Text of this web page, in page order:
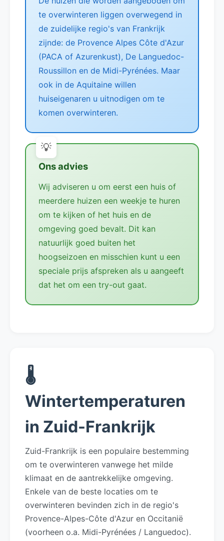
te overwinteren liggen overwegend in
de zuidelijke regio's van Frankrijk
zijnde: de Provence Alpes Côte d'Azur
(PACA of Azurenkust), De Languedoc-
Roussillon en de Midi-Pyrénées. Maar
ook in de Aquitaine willen
huiseigenaren u uitnodigen om te
komen overwinteren.
Ons advies
Wij adviseren u om eerst een huis of
meerdere huizen een weekje te huren
om te kijken of het huis en de
omgeving goed bevalt. Dit kan
natuurlijk goed buiten het
hoogseizoen en misschien kunt u een
speciale prijs afspreken als u aangeeft
dat het om een try-out gaat.
🌡️
Wintertemperaturen
in Zuid-Frankrijk
Zuid-Frankrijk is een populaire bestemming
om te overwinteren vanwege het milde
klimaat en de aantrekkelijke omgeving.
Enkele van de beste locaties om te
overwinteren bevinden zich in de regio's
Provence-Alpes-Côte d'Azur en Occitanië
(voorheen o.a. Midi-Pyrénées / Languedoc).